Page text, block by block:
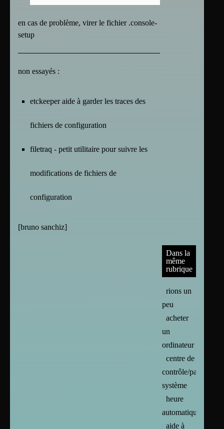
en cas de problème, virer le fichier .console-
setup
non essayés :
etckeeper aide à garder les traces des
fichiers de configuration
filetraq - petit utilitaire pour suivre les
modifications de fichiers de
configuration
[bruno sanchiz]
Dans la
même
rubrique
rions un
peu
acheter
un
ordinateur
centre de
contrôle/paramètres
système
heure
automatique
aide à